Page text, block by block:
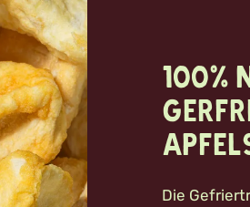
Die